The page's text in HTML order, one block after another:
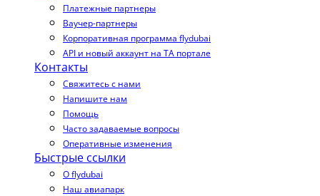
Платежные партнеры
Ваучер-партнеры
Корпоративная программа flydubai
API и новый аккаунт на TA портале
Контакты
Свяжитесь с нами
Напишите нам
Помощь
Часто задаваемые вопросы
Оперативные изменения
Быстрые ссылки
О flydubai
Наш авиапарк